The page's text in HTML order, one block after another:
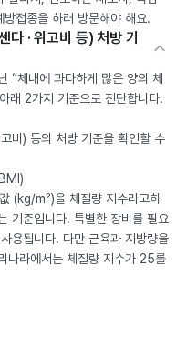
접종을 하러 방문해야 해요.
다 · 위고비 등) 처방 기
“체내에 과다하게 많은 양의 체
래 2가지 기준으로 진단합니다.
비) 등의 처방 기준을 확인할 수
(kg/m²)을 체질량 지수라고하
기준입니다. 특별한 장비를 필요
용됩니다. 다만 근육과 지방량을
나라에서는 체질량 지수가 25를